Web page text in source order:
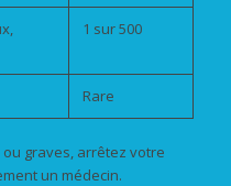
1 sur 500
Rare
graves, arrêtez votre
un médecin.